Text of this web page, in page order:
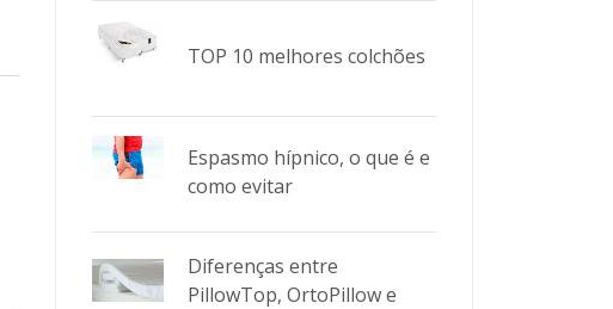
TOP 10 melhores colchões
Espasmo hípnico, o que é e
como evitar
Diferenças entre
PillowTop, OrtoPillow e